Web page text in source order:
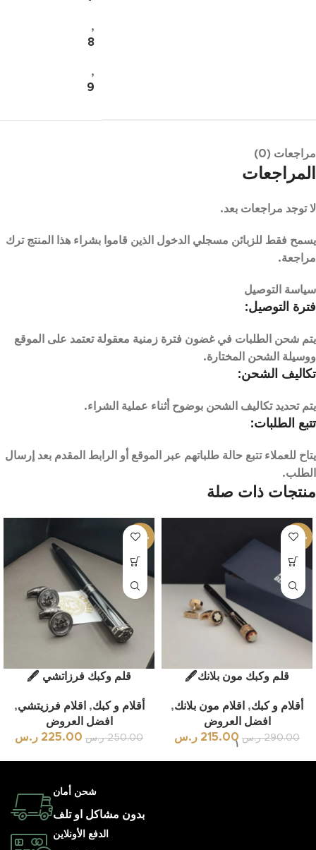
,
8
,
9
مراجعات (0)
المراجعات
لا توجد مراجعات بعد.
يسمح فقط للزبائن مسجلي الدخول الذين قاموا بشراء هذا المنتج ترك
مراجعة.
سياسة التوصيل
فترة التوصيل:
يتم شحن الطلبات في غضون فترة زمنية معقولة تعتمد على الموقع
ووسيلة الشحن المختارة.
تكاليف الشحن:
يتم تحديد تكاليف الشحن بوضوح أثناء عملية الشراء.
تتبع الطلبات:
يتاح للعملاء تتبع حالة طلباتهم عبر الموقع أو الرابط المقدم بعد إرسال
الطلب.
منتجات ذات صلة
-26%
قلم وكبك مون بلانك🖋
أقلام و كبك, اقلام مون بلانك,
افضل العروض
290.00 ر.س 215.00 ر.س
١
-10%
قلم وكبك فرزاتشي 🖋
أقلام و كبك, اقلام فرزيتشي,
افضل العروض
250.00 ر.س 225.00 ر.س
شحن أمان
بدون مشاكل او تلف
الدفع الأونلاين